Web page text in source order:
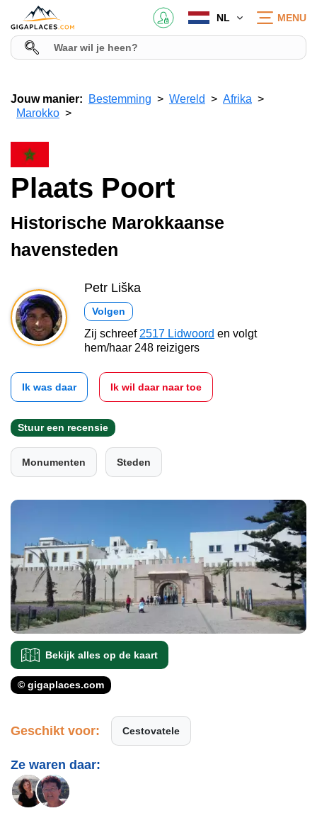
NL MENU
Jouw manier: Bestemming Wereld
Afrika
Marokko
Plaats Poort
Historische Marokkaanse
havensteden
Petr Liška
Volgen
Zij schreef 2517 Lidwoord en volgt
hem/haar 248 reizigers
Ik was daar Ik wil daar naar toe
Stuur een recensie
Monumenten Steden
Bekijk alles op de kaart
© gigaplaces.com
Geschikt voor: Cestovatele
Ze waren daar: